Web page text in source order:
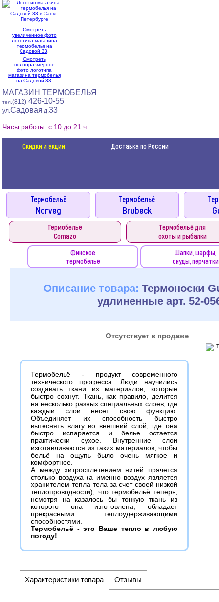
Смотреть
увеличенное фото
логотипа магазина
термобелья на
Садовой 33
Смотреть
полноразмерное
фото логотипа
магазина термобелья
на Садовой 33
МАГАЗИН ТЕРМОБЕЛЬЯ
тел. (812) 426-10-55
ул.Садовая д.33
Часы работы: с 10 до 21 ч.
Скидки и акции Доставка по России
Термобельё
Comazo
Термобельё для
охоты и рыбалки
Финское
термобельё
Шапки, шарфы,
снуды, перчатки
Описание товара: Термоноски
удлиненные арт. 52-
Отсутствует в продаже
Термобельё - продукт современного
технического прогресса. Люди научились
создавать ткани из материалов, которые
быстро сохнут. Ткань, как правило, делится
на несколько разных специальных слоев, где
каждый слой несет свою функцию.
Объединяет их способность быстро
вытеснять влагу во внешний слой, где она
быстро испаряется и белье остается
практически сухое. Внутренние слои
изготавливаются из таких материалов, чтобы
бельё на ощупь было очень мягкое и
комфортное.
А между хитросплетением нитей прячется
столько воздуха (а именно воздух является
хранителем тепла тела за счет своей низкой
теплопроводности), что термобельё теперь,
нсмотря на казалось бы тонкую ткань из
которого она изготовлена, обладает
прекрасными теплоудерживающими
способностями.
Термобельё - это Ваше тепло в любую
погоду!
Характеристики товара Отзывы
Термобельё
Norveg
Термобельё
Brubeck